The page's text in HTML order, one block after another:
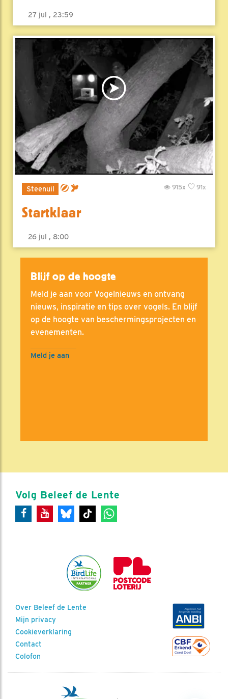
27 jul , 23:59
Steenuil 91x
915x
Startklaar
26 jul , 8:00
Blijf op de hoogte
Meld je aan voor Vogelnieuws en ontvang
nieuws, inspiratie en tips over vogels. En blijf
op de hoogte van beschermingsprojecten en
evenementen.
Meld je aan
Volg Beleef de Lente
Over Beleef de Lente
Mijn privacy
Cookieverklaring
Contact
Colofon